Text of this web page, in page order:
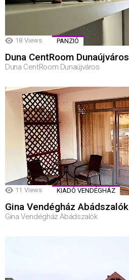
18 Views PANZIÓ
Duna CentRoom Dunaújváros
Duna CentRoom Dunaújváros
11 Views KIADÓ VENDÉGHÁZ
Gina Vendégház Abádszalók
Gina Vendégház Abádszalók